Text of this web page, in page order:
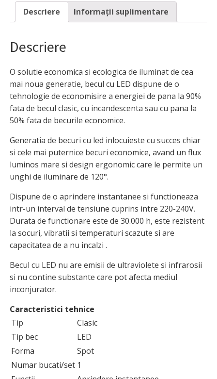
50w,
lumina
calda
Descriere Informații suplimentare
Descriere
O solutie economica si ecologica de iluminat de cea
mai noua generatie, becul cu LED dispune de o
tehnologie de economisire a energiei de pana la 90%
fata de becul clasic, cu incandescenta sau cu pana la
50% fata de becurile economice.
Generatia de becuri cu led inlocuieste cu succes chiar
si cele mai puternice becuri economice, avand un flux
luminos mare si design ergonomic care le permite un
unghi de iluminare de 120°.
Dispune de o aprindere instantanee si functioneaza
intr-un interval de tensiune cuprins intre 220-240V.
Durata de functionare este de 30.000 h, este rezistent
la socuri, vibratii si temperaturi scazute si are
capacitatea de a nu incalzi .
Becul cu LED nu are emisii de ultraviolete si infrarosii
si nu contine substante care pot afecta mediul
inconjurator.
Caracteristici tehnice
Tip
Clasic
Tip bec
LED
Forma
Spot
Numar bucati/set 1